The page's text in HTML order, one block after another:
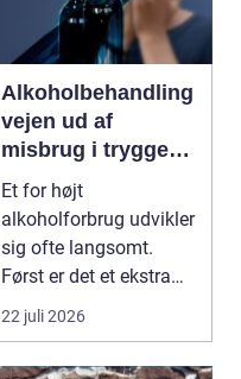
Alkoholbehandling
vejen ud af
misbrug i trygge
og professionelle
rammer
Et for højt
alkoholforbrug udvikler
sig ofte langsomt.
Først er det et ekstra
glas til weekenden, se...
22 juli 2026